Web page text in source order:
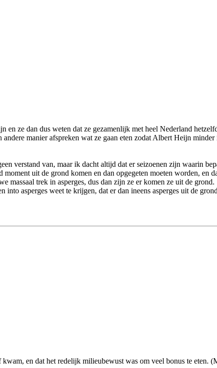
en ze dan dus weten dat ze gezamenlijk met heel Nederland
manier afspreken wat ze gaan eten zodat Albert Heijn
verstand van, maar ik dacht altijd dat er seizoenen zijn waarin
uit de grond komen en dan opgegeten moeten worden, en
massaal trek in asperges, dus dan zijn ze er komen ze uit de grond.
asperges weet te krijgen, dat er dan ineens asperges uit de
en dat het redelijk milieubewust was om veel bonus te eten.